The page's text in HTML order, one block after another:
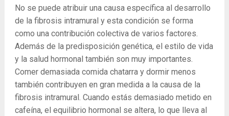
No se puede atribuir una causa específica al desarrollo
de la fibrosis intramural y esta condición se forma
como una contribución colectiva de varios factores.
Además de la predisposición genética, el estilo de vida
y la salud hormonal también son muy importantes.
Comer demasiada comida chatarra y dormir menos
también contribuyen en gran medida a la causa de la
fibrosis intramural. Cuando estás demasiado metido en
cafeína, el equilibrio hormonal se altera, lo que lleva al